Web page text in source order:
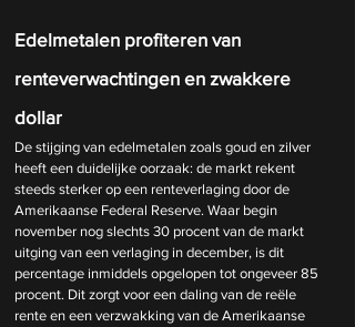
Edelmetalen profiteren van
renteverwachtingen en zwakkere
dollar
De stijging van edelmetalen zoals goud en zilver
heeft een duidelijke oorzaak: de markt rekent
steeds sterker op een renteverlaging door de
Amerikaanse Federal Reserve. Waar begin
november nog slechts 30 procent van de markt
uitging van een verlaging in december, is dit
percentage inmiddels opgelopen tot ongeveer 85
procent. Dit zorgt voor een daling van de reële
rente en een verzwakking van de Amerikaanse